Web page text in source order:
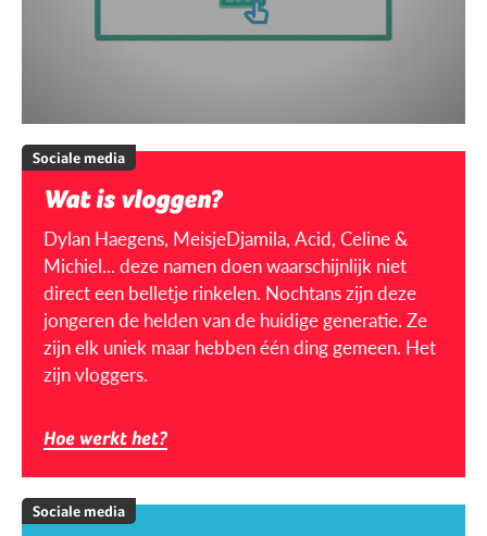
Sociale media
Wat is vloggen?
Dylan Haegens, MeisjeDjamila, Acid, Celine &
Michiel... deze namen doen waarschijnlijk niet
direct een belletje rinkelen. Nochtans zijn deze
jongeren de helden van de huidige generatie. Ze
zijn elk uniek maar hebben één ding gemeen. Het
zijn vloggers.
Hoe werkt het?
Sociale media